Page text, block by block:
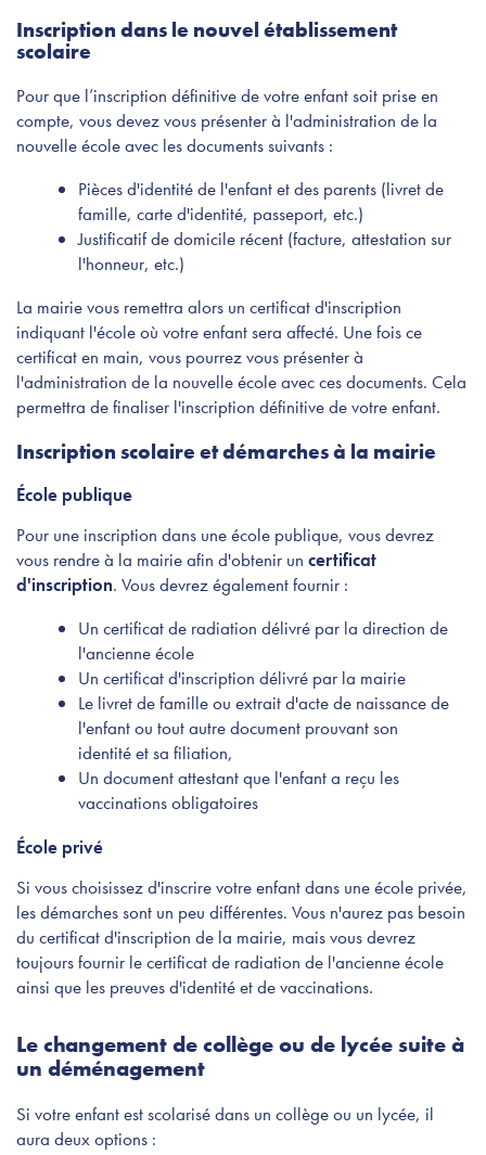
Inscription dans le nouvel établissement
scolaire
Pour que l’inscription définitive de votre enfant soit prise en
compte, vous devez vous présenter à l'administration de la
nouvelle école avec les documents suivants :
Pièces d'identité de l'enfant et des parents (livret de
famille, carte d'identité, passeport, etc.)
Justificatif de domicile récent (facture, attestation sur
l'honneur, etc.)
La mairie vous remettra alors un certificat d'inscription
indiquant l'école où votre enfant sera affecté. Une fois ce
certificat en main, vous pourrez vous présenter à
l'administration de la nouvelle école avec ces documents. Cela
permettra de finaliser l'inscription définitive de votre enfant.
Inscription scolaire et démarches à la mairie
École publique
Pour une inscription dans une école publique, vous devrez
vous rendre à la mairie afin d'obtenir un certificat
d'inscription. Vous devrez également fournir :
Un certificat de radiation délivré par la direction de
l'ancienne école
Un certificat d'inscription délivré par la mairie
Le livret de famille ou extrait d'acte de naissance de
l'enfant ou tout autre document prouvant son
identité et sa filiation,
Un document attestant que l'enfant a reçu les
vaccinations obligatoires
École privé
Si vous choisissez d'inscrire votre enfant dans une école privée,
les démarches sont un peu différentes. Vous n'aurez pas besoin
du certificat d'inscription de la mairie, mais vous devrez
toujours fournir le certificat de radiation de l'ancienne école
ainsi que les preuves d'identité et de vaccinations.
Le changement de collège ou de lycée suite à
un déménagement
Si votre enfant est scolarisé dans un collège ou un lycée, il
aura deux options :